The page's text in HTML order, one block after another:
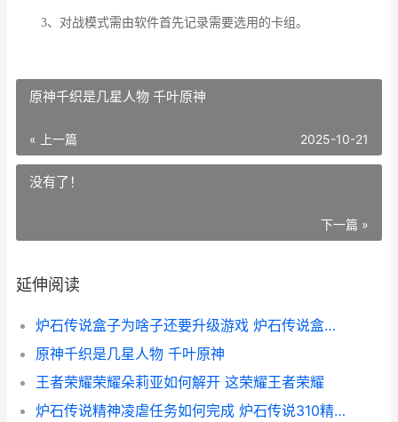
3、对战模式需由软件首先记录需要选用的卡组。
原神千织是几星人物 千叶原神
« 上一篇 2025-10-21
没有了！
下一篇 »
延伸阅读
炉石传说盒子为啥子还要升级游戏 炉石传说盒子为什么
原神千织是几星人物 千叶原神
王者荣耀荣耀朵莉亚如何解开 这荣耀王者荣耀
炉石传说精神凌虐任务如何完成 炉石传说310精神扰乱装置